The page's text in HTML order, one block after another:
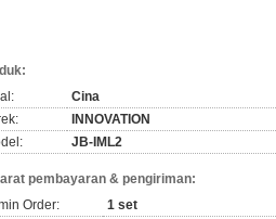
Cina
INNOVATION
JB-IML2
pembayaran & pengiriman:
Order:
1 set